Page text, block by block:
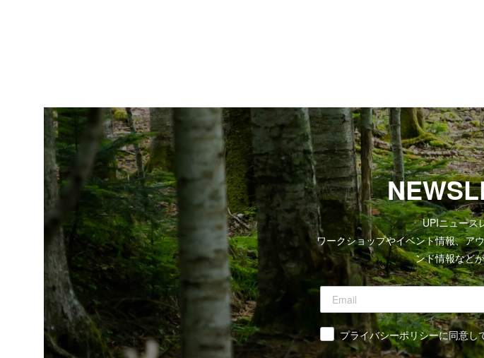
UPIニュース
ワークショップやイベント情報、ア
ンド情報など
同意プライバシーポリシーに同意し